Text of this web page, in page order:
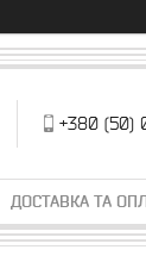
+380 (50)
ДОСТАВКА ТА